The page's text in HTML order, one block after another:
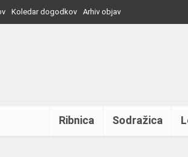
Koledar dogodkov Arhiv objav
Ribnica Sodražica